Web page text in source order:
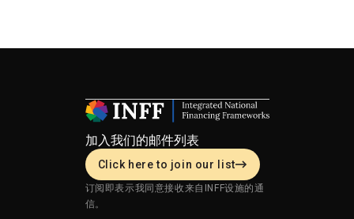
加入我们的邮件列表
Click here to join our list
订阅即表示我同意接收来自INFF设施的通
信。